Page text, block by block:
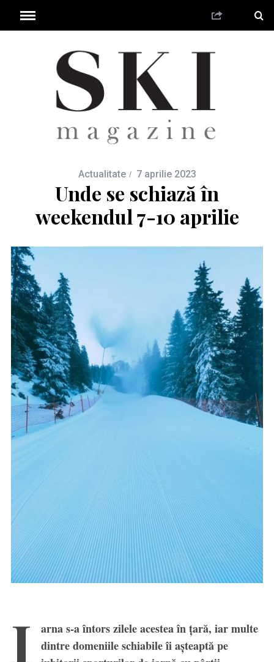
Actualitate 7 aprilie 2023
Unde se schiază în
weekendul 7-10 aprilie
I
arna s-a întors zilele acestea în țară, iar multe
dintre domeniile schiabile îi așteaptă pe